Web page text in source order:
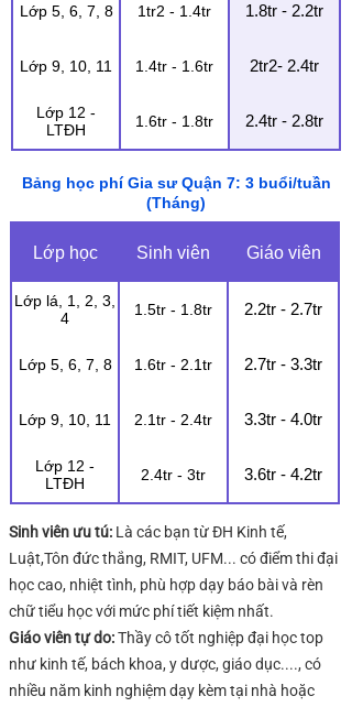
Lớp 5, 6, 7, 8 1tr2 - 1.4tr 1.8tr - 2.2tr
Lớp 9, 10, 11 1.4tr - 1.6tr 2tr2- 2.4tr
Lớp 12 -
LTĐH
1.6tr - 1.8tr 2.4tr - 2.8tr
Bảng học phí Gia sư Quận 7: 3 buổi/tuần
(Tháng)
Lớp học Sinh viên Giáo viên
Lớp lá, 1, 2, 3,
4
1.5tr - 1.8tr 2.2tr - 2.7tr
Lớp 5, 6, 7, 8 1.6tr - 2.1tr 2.7tr - 3.3tr
Lớp 9, 10, 11 2.1tr - 2.4tr 3.3tr - 4.0tr
Lớp 12 -
LTĐH
2.4tr - 3tr 3.6tr - 4.2tr
Sinh viên ưu tú: Là các bạn từ ĐH Kinh tế,
Luật,Tôn đức thắng, RMIT, UFM... có điểm thi đại
học cao, nhiệt tình, phù hợp dạy báo bài và rèn
chữ tiểu học với mức phí tiết kiệm nhất.
Giáo viên tự do:Thầy cô tốt nghiệp đại học top
như kinh tế, bách khoa, y dược, giáo dục...., có
nhiều năm kinh nghiệm dạy kèm tại nhà hoặc